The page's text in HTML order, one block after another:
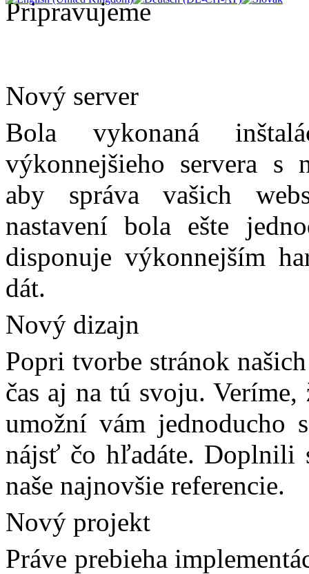
Pripravujeme
Nový server
Bola vykonaná
výkonnejšieho servera s
aby správa vašich
nastavení bola ešte
disponuje výkonnejším
dát.
Nový dizajn
Popri tvorbe stránok
čas aj na tú svoju.
umožní vám jednoducho
nájsť čo hľadáte. Doplnili
naše najnovšie referencie.
Nový projekt
Práve prebieha